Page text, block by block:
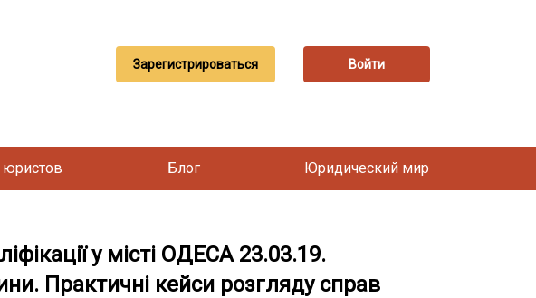
Зарегистрироваться Войти
юристов Блог Юридический мир
у місті ОДЕСА 23.03.19.
Практичні кейси розгляду справ